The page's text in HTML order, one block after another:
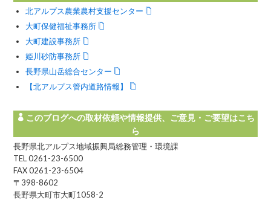
北アルプス農業農村支援センター
大町保健福祉事務所
大町建設事務所
姫川砂防事務所
長野県山岳総合センター
【北アルプス管内道路情報】
このブログへの取材依頼や情報提供、ご意見・ご要望はこち
ら
長野県北アルプス地域振興局総務管理・環境課
TEL 0261-23-6500
FAX 0261-23-6504
〒398-8602
長野県大町市大町1058-2